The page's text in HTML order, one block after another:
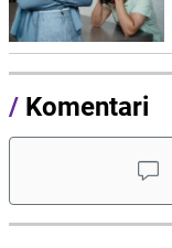
/ Komentari